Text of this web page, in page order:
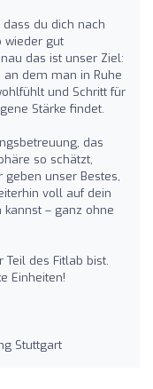
du dich nach
wieder gut
das ist unser Ziel:
dem man in Ruhe
und Schritt für
Stärke findet.
das
so schätzt,
geben unser Bestes,
voll auf dein
kannst – ganz ohne
Teil des Fitlab bist.
Einheiten!
Stuttgart